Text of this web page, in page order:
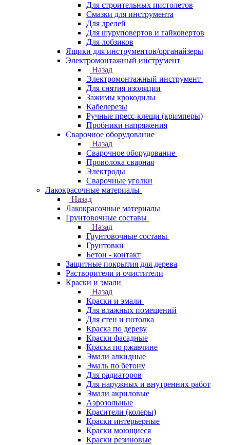
Для строительных пистолетов
Смазки для инструмента
Для дрелей
Для шуруповертов и гайковертов
Для лобзиков
Ящики для инструментов/органайзеры
Электромонтажный инструмент
Назад
Электромонтажный инструмент
Для снятия изоляции
Зажимы крокодилы
Кабелерезы
Ручные пресс-клещи (кримперы)
Пробники напряжения
Сварочное оборудование
Назад
Сварочное оборудование
Проволока сварная
Электроды
Сварочные уголки
Лакокрасочные материалы
Назад
Лакокрасочные материалы
Грунтовочные составы
Назад
Грунтовочные составы
Грунтовки
Бетон - контакт
Защитные покрытия для дерева
Растворители и очистители
Краски и эмали
Назад
Краски и эмали
Для влажных помещений
Для стен и потолка
Краска по дереву
Краски фасадные
Краска по ржавчине
Эмали алкидные
Эмаль по бетону
Для радиаторов
Для наружных и внутренних работ
Эмали акриловые
Аэрозольные
Красители (колеры)
Краски интерьерные
Краски моющиеся
Краски резиновые